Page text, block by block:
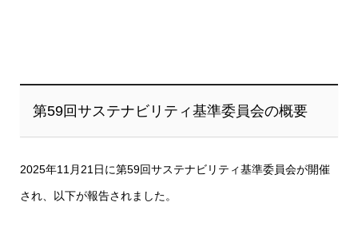
第59回サステナビリティ基準委員会の概要
2025年11月21日に第59回サステナビリティ基準委員会が開催
され、以下が報告されました。